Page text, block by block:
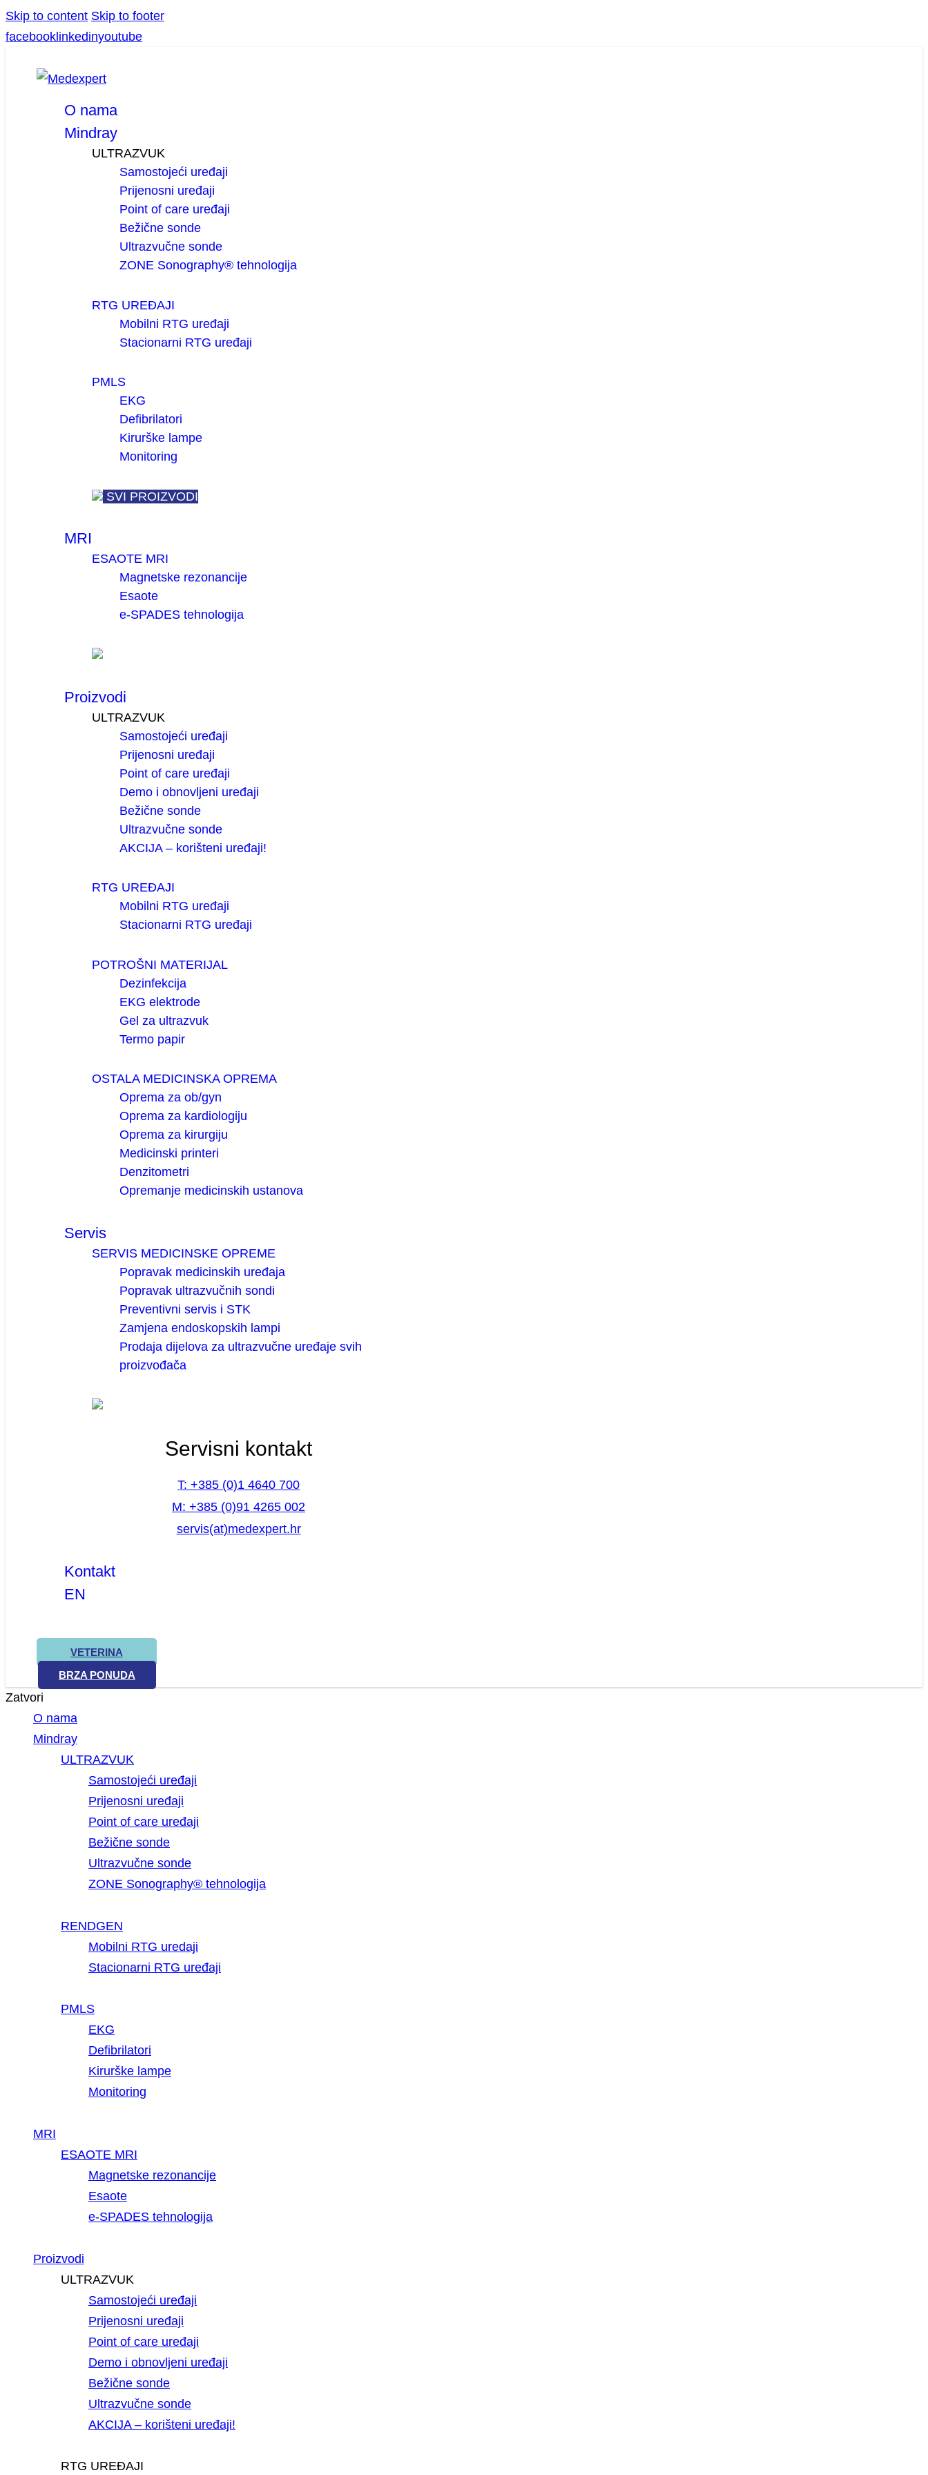
Skip to content Skip to footer
facebook linkedinyoutube
O nama
Mindray
ULTRAZVUK
Samostojeći uređaji
Prijenosni uređaji
Point of care uređaji
Bežične sonde
Ultrazvučne sonde
ZONE Sonography® tehnologija
RTG UREĐAJI
Mobilni RTG uređaji
Stacionarni RTG uređaji
PMLS
EKG
Defibrilatori
Kirurške lampe
Monitoring
SVI PROIZVODI
MRI
ESAOTE MRI
Magnetske rezonancije
Esaote
e-SPADES tehnologija
Proizvodi
ULTRAZVUK
Samostojeći uređaji
Prijenosni uređaji
Point of care uređaji
Demo i obnovljeni uređaji
Bežične sonde
Ultrazvučne sonde
AKCIJA – korišteni uređaji!
RTG UREĐAJI
Mobilni RTG uređaji
Stacionarni RTG uređaji
POTROŠNI MATERIJAL
Dezinfekcija
EKG elektrode
Gel za ultrazvuk
Termo papir
OSTALA MEDICINSKA OPREMA
Oprema za ob/gyn
Oprema za kardiologiju
Oprema za kirurgiju
Medicinski printeri
Denzitometri
Opremanje medicinskih ustanova
Servis
SERVIS MEDICINSKE OPREME
Popravak medicinskih uređaja
Popravak ultrazvučnih sondi
Preventivni servis i STK
Zamjena endoskopskih lampi
Prodaja dijelova za ultrazvučne uređaje svih
proizvođača
Servisni kontakt
T: +385 (0)1 4640 700
M: +385 (0)91 4265 002
servis(at)medexpert.hr
Kontakt
EN
VETERINA
BRZA PONUDA
Zatvori
O nama
Mindray
ULTRAZVUK
Samostojeći uređaji
Prijenosni uređaji
Point of care uređaji
Bežične sonde
Ultrazvučne sonde
ZONE Sonography® tehnologija
RENDGEN
Mobilni RTG uredaji
Stacionarni RTG uređaji
PMLS
EKG
Defibrilatori
Kirurške lampe
Monitoring
MRI
ESAOTE MRI
Magnetske rezonancije
Esaote
e-SPADES tehnologija
Proizvodi
ULTRAZVUK
Samostojeći uređaji
Prijenosni uređaji
Point of care uređaji
Demo i obnovljeni uređaji
Bežične sonde
Ultrazvučne sonde
AKCIJA – korišteni uređaji!
RTG UREĐAJI